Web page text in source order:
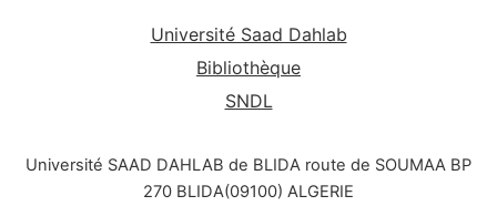
Université Saad Dahlab
Bibliothèque
SNDL
Université SAAD DAHLAB de BLIDA route de SOUMAA BP
270 BLIDA(09100) ALGERIE